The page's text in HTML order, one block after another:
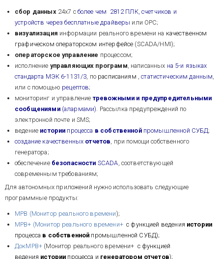
сбор данных 24х7 с более чем 2812ПЛК, счетчиков и
устройств через бесплатные драйверы или OPC;
визуализация информации реального времени на качественном
графическом операторском интерфейсе (SCADA/HMI);
операторское управление процессом;
исполнение управляющих программ, написанных на 5-и языках
стандарта МЭК 6-1131/3, по расписаниям ,статистическим данным,
или с помощью рецептов;
мониторинг и управлениетревожными и предупредительными
сообщениями (алармами). Рассылка предупреждений по
электронной почте и SMS;
ведение истории процесса в собственной промышленной СУБД;
создание качественных отчетов, при помощи собственного
генератора;
обеспечение безопасности SCADA, соответствующей
современным требованиям;
Для автономных приложений нужно использовать следующие
программные продукты:
МРВ (Монитор реального времени);
МРВ+ (Монитор реального времени+ с функцией ведения истории
процесса в собственной промышленной СУБД);
ДокМРВ+ (Монитор реального времени+ с функцией
ведения истории процесса и генератором отчетов);